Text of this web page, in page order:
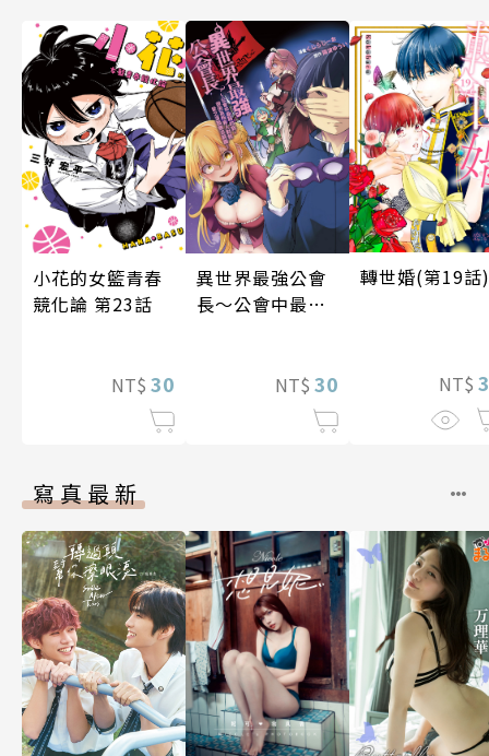
小花的女籃青春
競化論 第23話
NT$ 30
異世界最強公會
長～公會中最弱
而無法辭職～ 第
NT$ 30
轉世婚(第19話)
NT$
寫真最新